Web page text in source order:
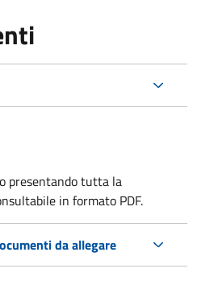
presentando tutta la
in formato PDF.
da allegare